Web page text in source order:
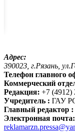
Адрес:
390023, г.Рязань,
Телефон главного
Коммерческий
Редакция: +7 (4912)
Учредитель : ГАУ
Главный редактор :
Электронная почта: